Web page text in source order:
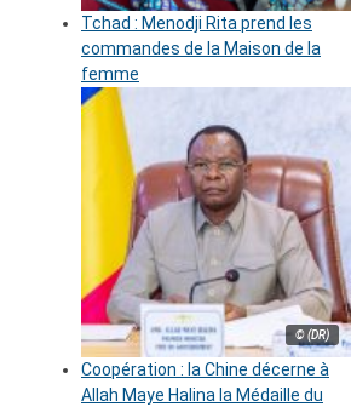
Tchad : Menodji Rita prend les
commandes de la Maison de la
femme
© (DR)
Coopération : la Chine décerne à
Allah Maye Halina la Médaille du